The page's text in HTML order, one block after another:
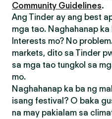
Community Guidelines.
Ang Tinder ay ang best
mga tao. Naghahanap
Interests mo? No
markets, dito sa Tinder
sa mga tao tungkol sa
mo.
Naghahanap ka ba ng
isang festival? O baka
na may pakialam sa